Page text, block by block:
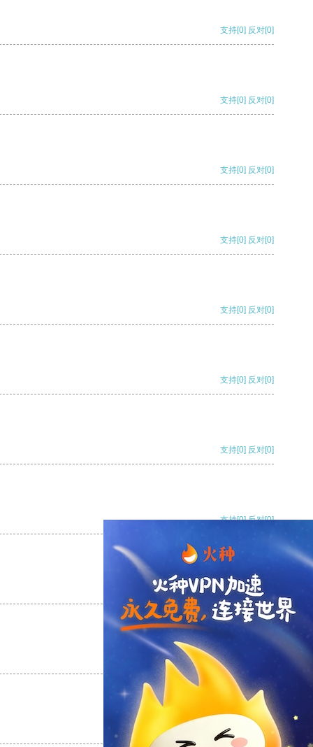
支持[0] 反对[0]
支持[0] 反对[0]
支持[0] 反对[0]
支持[0] 反对[0]
支持[0] 反对[0]
支持[0] 反对[0]
支持[0] 反对[0]
支持[0] 反对[0]
支持[0] 反对
支持
支持 反对 [0]